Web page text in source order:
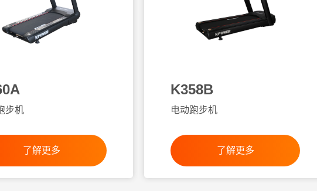
步机
了解更多
K358B
电动跑步机
了解更多